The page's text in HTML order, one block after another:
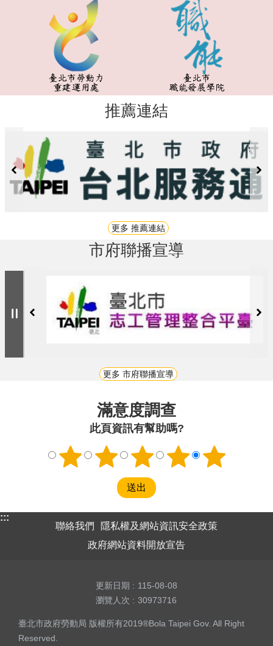
推薦連結
更多 推薦連結
市府聯播宣導
更多 市府聯播宣導
滿意度調查
此頁資訊有幫助嗎?
:::
聯絡我們
隱私權及網站資訊安全政策
政府網站資料開放宣告
更新日期
115-08-08
瀏覽人次
30973716
臺北市政府勞動局 版權所有2019®Bola Taipei Gov. All Right
Reserved.